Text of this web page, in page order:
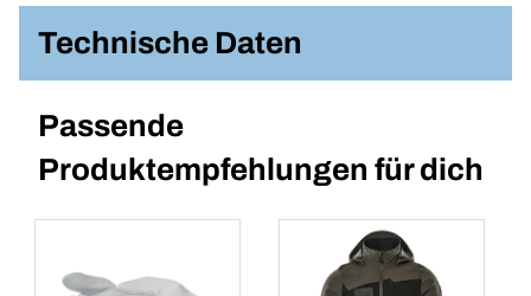
Technische Daten
Passende
Produktempfehlungen für dich